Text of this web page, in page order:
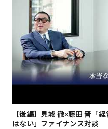
【後編】見城 徹×藤田 晋「
はない」ファイナンス対談